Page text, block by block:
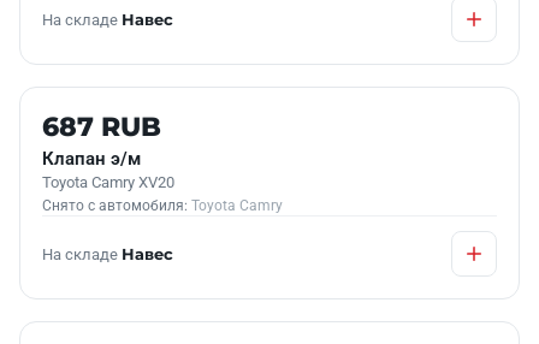
На складе Навес
Б/У В НАЛИЧИИ
687 RUB
Клапан э/м
Toyota Camry XV20
Снято с автомобиля: Toyota Camry
На складе Навес